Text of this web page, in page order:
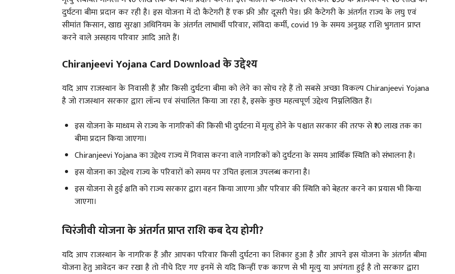
दुर्घटना बीमा प्रदान कर रही है। इस योजना में दो कैटेगरी हैं एक फ्री और दूसरी पेड। फ्री कैटेगरी के अंतर्गत राज्य के लघु एवं
सीमांत किसान, खाद्य सुरक्षा अधिनियम के अंतर्गत लाभार्थी परिवार, संविदा कर्मी, covid 19 के समय अनुग्रह राशि भुगतान प्राप्त
करने वाले असहाय परिवार आदि आते हैं।
Chiranjeevi Yojana Card Download के उद्देश्य
यदि आप राजस्थान के निवासी हैं और किसी दुर्घटना बीमा को लेने का सोच रहे हैं तो सबसे अच्छा विकल्प Chiranjeevi Yojana
है जो राजस्थान सरकार द्वारा लॉन्च एवं संचालित किया जा रहा है, इसके कुछ महत्वपूर्ण उद्देश्य निम्नलिखित हैं।
इस योजना के माध्यम से राज्य के नागरिकों की किसी भी दुर्घटना में मृत्यु होने के पश्चात सरकार की तरफ से ₹10 लाख तक का
बीमा प्रदान किया जाएगा।
Chiranjeevi Yojana का उद्देश्य राज्य में निवास करना वाले नागरिकों को दुर्घटना के समय आर्थिक स्थिति को संभालना है।
इस योजना का उद्देश्य राज्य के परिवारों को समय पर उचित इलाज उपलब्ध कराना है।
इस योजना से हुई क्षति को राज्य सरकार द्वारा वहन किया जाएगा और परिवार की स्थिति को बेहतर करने का प्रयास भी किया
जाएगा।
चिरंजीवी योजना के अंतर्गत प्राप्त राशि कब देय होगी?
यदि आप राजस्थान के नागरिक हैं और आपका परिवार किसी दुर्घटना का शिकार हुआ है और आपने इस योजना के अंतर्गत बीमा
योजना हेतु आवेदन कर रखा है तो नीचे दिए गए इनमें से यदि किन्हीं एक कारण से भी मृत्यु या अपंगता हुई है तो सरकार द्वारा